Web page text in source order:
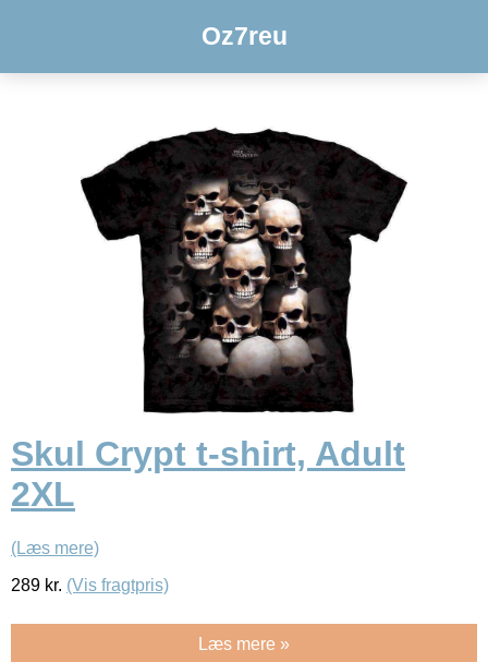
Oz7reu
Skul Crypt t-shirt, Adult
2XL
(Læs mere)
289 kr. (Vis fragtpris)
Læs mere »